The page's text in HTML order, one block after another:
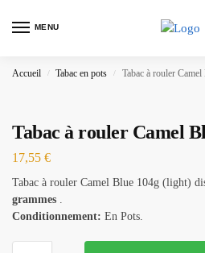
MENU
Accueil / Tabac en pots / Tabac à rouler
Tabac à rouler Camel
17,55 €
Tabac à rouler Camel Blue 104g (light)
grammes
Conditionnement: En Pots.